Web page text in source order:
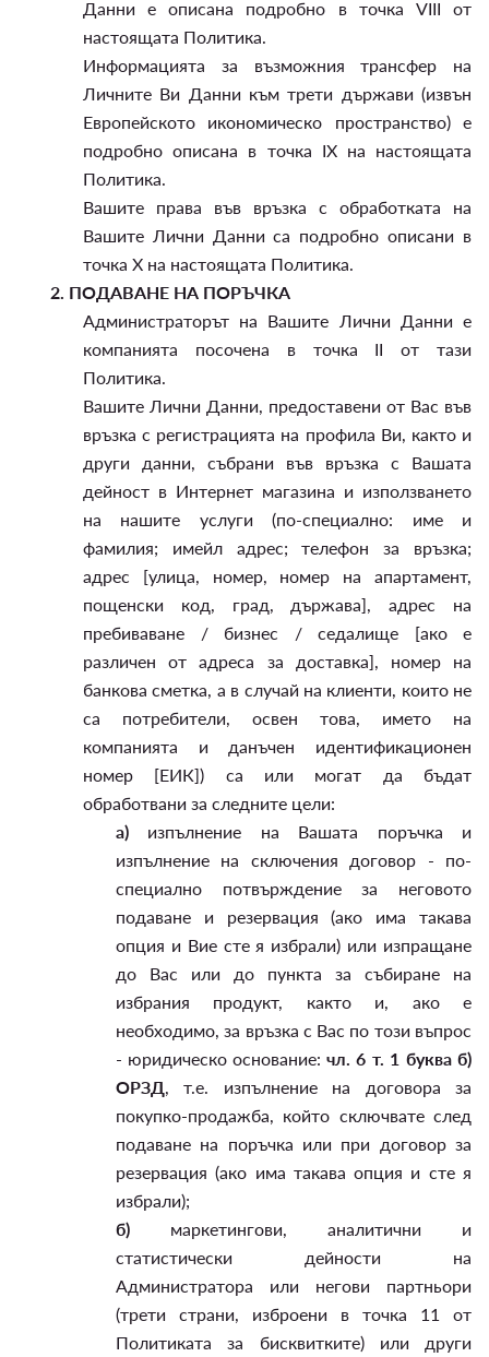
Данни е описана подробно в точка VIII от
настоящата Политика.
Информацията за възможния трансфер на
Личните Ви Данни към трети държави (извън
Европейското икономическо пространство) е
подробно описана в точка IX на настоящата
Политика.
Вашите права във връзка с обработката на
Вашите Лични Данни са подробно описани в
точка X на настоящата Политика.
2. ПОДАВАНЕ НА ПОРЪЧКА
Администраторът на Вашите Лични Данни е
компанията посочена в точка II от тази
Политика.
Вашите Лични Данни, предоставени от Вас във
връзка с регистрацията на профила Ви, както и
други данни, събрани във връзка с Вашата
дейност в Интернет магазина и използването
на нашите услуги (по-специално: име и
фамилия; имейл адрес; телефон за връзка;
адрес [улица, номер, номер на апартамент,
пощенски код, град, държава], адрес на
пребиваване / бизнес / седалище [ако е
различен от адреса за доставка], номер на
банкова сметка, а в случай на клиенти, които не
са потребители, освен това, името на
компанията и данъчен идентификационен
номер [ЕИК]) са или могат да бъдат
обработвани за следните цели:
а) изпълнение на Вашата поръчка и
изпълнение на сключения договор - по-
специално потвърждение за неговото
подаване и резервация (ако има такава
опция и Вие сте я избрали) или изпращане
до Вас или до пункта за събиране на
избрания продукт, както и, ако е
необходимо, за връзка с Вас по този въпрос
- юридическо основание: чл. 6 т. 1 буква б)
ОРЗД, т.е. изпълнение на договора за
покупко-продажба, който сключвате след
подаване на поръчка или при договор за
резервация (ако има такава опция и сте я
избрали);
б) маркетингови, аналитични и
статистически дейности на
Администратора или негови партньори
(трети страни, изброени в точка 11 от
Политиката за бисквитките) или други